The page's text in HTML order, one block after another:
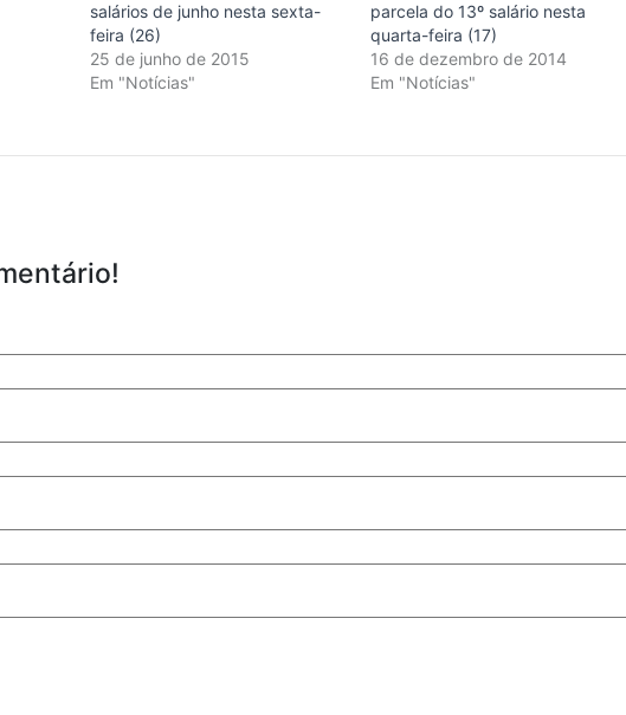
salários de junho nesta sexta-
feira (26)
25 de junho de 2015
Em "Notícias"
parcela do 13º salário nesta
quarta-feira (17)
16 de dezembro de 2014
Em "Notícias"